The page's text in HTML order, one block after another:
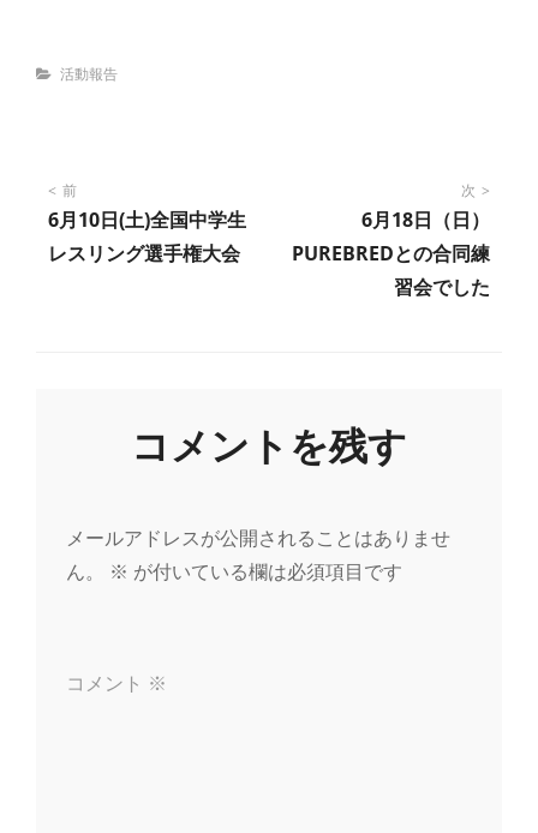
Categories
活動報告
投
稿
シ
ン
前
6月10日(土)全国中学生
レスリング選手権大会
次
6月18日（日）
PUREBREDとの合同練
習会でした
コメントを残す
メールアドレスが公開されることはありませ
ん。
※ が付いている欄は必須項目です
コメント ※